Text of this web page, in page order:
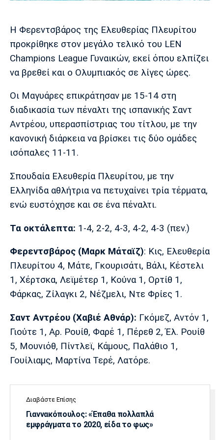
Πολιτισμός
Τραγούδια
Cine Spot
Running
Media
Παρασκήνιο
Πρόγραμμα TV
Κηφισιά Πανσερραϊκός
Μπαρτσελόνα
Ρεάλ
Μαδρίτης
Ατλέτικο
Μαδρίτης
Γιουνάιτεντ
Λίβερπουλ
Μάντσεστερ
Σίτι
Γιουβέντους
Ίντερ Μίλαν Μπάγερν
Μπορούσια
Ντόρτμουντ
Παρί Σεν
Ζερμέν
Μαρσέιγ
Μονακό
Η Φερεντσβάρος της Ελευθερίας Πλευρίτου
προκρίθηκε στον μεγάλο τελικό του LEN
Champions League Γυναικών, εκεί όπου ελπίζει
να βρεθεί και ο Ολυμπιακός σε λίγες ώρες.
Οι Μαγυάρες επικράτησαν με 15-14 στη
διαδικασία των πέναλτι της ισπανικής Σαντ
Αντρέου, υπερασπίστριας του τίτλου, με την
κανονική διάρκεια να βρίσκει τις δύο ομάδες
ισόπαλες 11-11.
Σπουδαία Ελευθερία Πλευρίτου, με την
Ελληνίδα αθλήτρια να πετυχαίνει τρία τέρματα,
ενώ ευστόχησε και σε ένα πέναλτι.
Τα οκτάλεπτα: 1-4, 2-2, 4-3, 4-2, 4-3 (πεν.)
Φερεντσβάρος (Μαρκ Μάταϊζ): Κις, Ελευθερία
Πλευρίτου 4, Μάτε, Γκουρισάτι, Βάλι, Κέστελι
1, Χέρτσκα, Λεϊμέτερ 1, Κούνα 1, Ορτίθ 1,
Φάρκας, Ζίλαγκι 2, Νέζμελι, Ντε Φρίες 1.
Σαντ Αντρέου (Χαβιέ Αθνάρ): Γκόμεζ, Αντόν 1,
Γιούτε 1, Αρ. Ρουίθ, Φαρέ 1, Πέρεθ 2, Έλ. Ρουίθ
5, Μουνιόθ, Πίντλεϊ, Κάμους, Παλάθιο 1,
Γουίλιαμς, Μαρτίνα Τερέ, Λατόρε.
Διαβάστε Επίσης
Γιαννακόπουλος: «Έπαθα πολλαπλά
εμφράγματα το 2020, είδα το φως»